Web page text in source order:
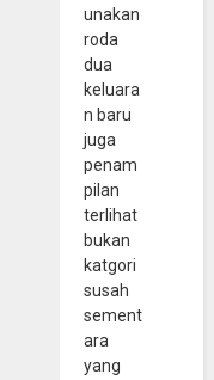
unakan
roda
dua
keluara
n baru
juga
penam
pilan
terlihat
bukan
katgori
susah
sement
ara
yang